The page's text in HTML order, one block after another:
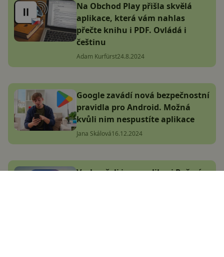
Na Obchod Play přišla skvělá
aplikace, která vám nahlas
přečte knihu i PDF. Ovládá i
češtinu
Adam Kurfürst24.8.2024
Google zavádí nová bezpečnostní
pravidla pro Android. Možná
kvůli nim nespustíte aplikace
Jana Skálová16.12.2024
Vyzkoušeli jsme aplikaci Počasí